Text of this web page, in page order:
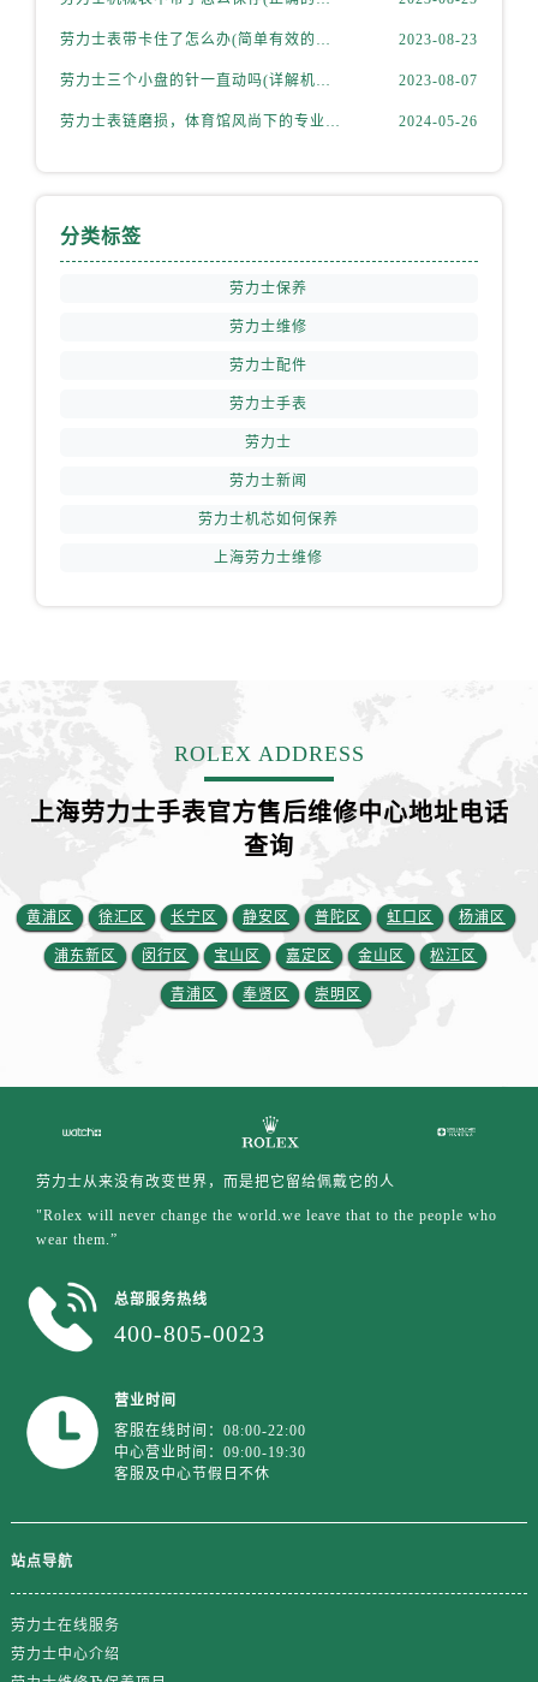
劳力士表带卡住了怎么办(简单有效的解决方法) 2023-08-23
劳力士三个小盘的针一直动吗(详解机械表小盘指针运行规律) 2023-08-07
劳力士表链磨损，体育馆风尚下的专业修复之道 2024-05-26
分类标签
劳力士保养
劳力士维修
劳力士配件
劳力士手表
劳力士
劳力士新闻
劳力士机芯如何保养
上海劳力士维修
ROLEX ADDRESS
上海劳力士手表官方售后维修中心地址电话
查询
黄浦区 徐汇区 长宁区 静安区 普陀区 虹口区 杨浦区
浦东新区 闵行区 宝山区 嘉定区 金山区 松江区
青浦区 奉贤区 崇明区
劳力士从来没有改变世界，而是把它留给佩戴它的人
"Rolex will never change the world.we leave that to the people who
wear them.”
总部服务热线
400-805-0023
营业时间
客服在线时间：08:00-22:00
中心营业时间：09:00-19:30
客服及中心节假日不休
站点导航
劳力士在线服务
劳力士中心介绍